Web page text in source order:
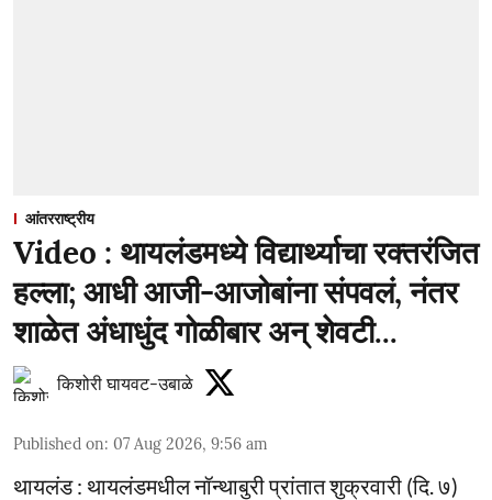
आंतरराष्ट्रीय
Video : थायलंडमध्ये विद्यार्थ्याचा रक्तरंजित
हल्ला; आधी आजी-आजोबांना संपवलं, नंतर
शाळेत अंधाधुंद गोळीबार अन् शेवटी...
किशोरी घायवट-उबाळे
Published on: 07 Aug 2026, 9:56 am
थायलंड : थायलंडमधील नॉन्थाबुरी प्रांतात शुक्रवारी (दि. ७)